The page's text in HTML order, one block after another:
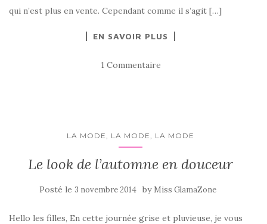
qui n’est plus en vente. Cependant comme il s’agit […]
EN SAVOIR PLUS
1 Commentaire
LA MODE, LA MODE, LA MODE
Le look de l’automne en douceur
Posté le 3 novembre 2014 by Miss GlamaZone
Hello les filles, En cette journée grise et pluvieuse, je vous